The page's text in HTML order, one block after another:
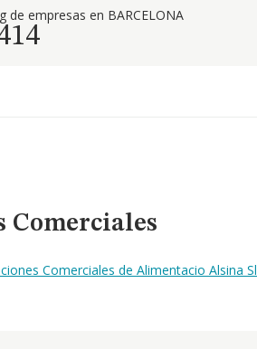
de empresas en BARCELONA
Comerciales
Comerciales de Alimentacio Alsina Sl